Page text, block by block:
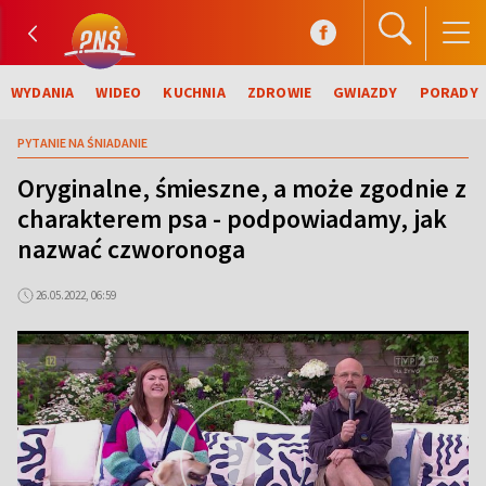
WYDANIA WIDEO KUCHNIA ZDROWIE GWIAZDY PORADY
PYTANIE NA ŚNIADANIE
Oryginalne, śmieszne, a może zgodnie z
charakterem psa - podpowiadamy, jak
nazwać czworonoga
26.05.2022, 06:59